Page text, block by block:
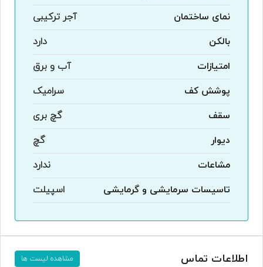
نمای ساختمان
آجر ترکیبی
بالکن
دارد
امتیازات
آب و برق
پوشش کف
سرامیک
سقف
گچ بری
دیوار
گچ
مشاعات
ندارد
تاسیسات سرمایشی و گرمایشی
اسپیلت
اطلاعات تماس مشاهده لیست ها